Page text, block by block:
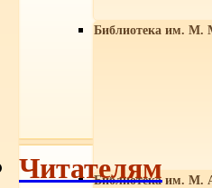
Библиотека им. М.
Библиотека им. М.
Читателям